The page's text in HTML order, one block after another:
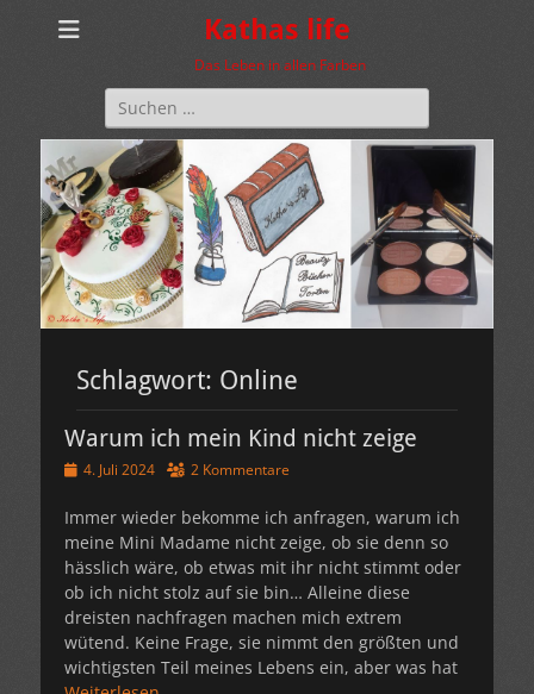
Kathas life
Das Leben in allen Farben
Suchen
nach:
Schlagwort: Online
Warum ich mein Kind nicht zeige
Veröffentlicht
4. Juli 2024 2 Kommentare
Immer wieder bekomme ich anfragen, warum ich
meine Mini Madame nicht zeige, ob sie denn so
hässlich wäre, ob etwas mit ihr nicht stimmt oder
ob ich nicht stolz auf sie bin… Alleine diese
dreisten nachfragen machen mich extrem
wütend. Keine Frage, sie nimmt den größten und
wichtigsten Teil meines Lebens ein, aber was hat